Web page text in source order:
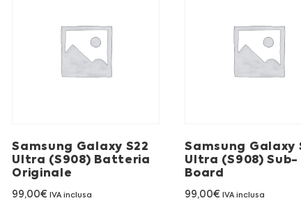
Samsung Galaxy S22
Ultra (S908) Batteria
Originale
99,00€ IVA inclusa
Samsung Galaxy
Ultra (S908) Sub-
Board
99,00€ IVA inclusa